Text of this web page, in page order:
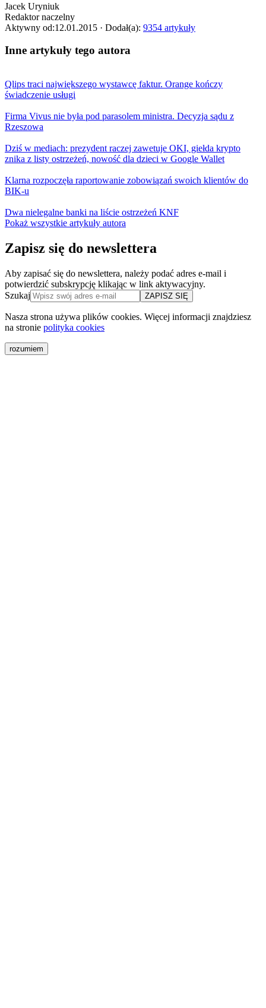
Jacek Uryniuk
Redaktor naczelny
Aktywny od:12.01.2015 · Dodał(a): 9354 artykuły
Inne artykuły tego autora
Qlips traci największego wystawcę faktur. Orange kończy
świadczenie usługi
Firma Vivus nie była pod parasolem ministra. Decyzja sądu z
Rzeszowa
Dziś w mediach: prezydent raczej zawetuje OKI, giełda krypto
znika z listy ostrzeżeń, nowość dla dzieci w Google Wallet
Klarna rozpoczęła raportowanie zobowiązań swoich klientów do
BIK-u
Dwa nielegalne banki na liście ostrzeżeń KNF
Pokaż wszystkie artykuły autora
Zapisz się do newslettera
Aby zapisać się do newslettera, należy podać adres e-mail i
potwierdzić subskrypcję klikając w link aktywacyjny.
Szukaj
ZAPISZ SIĘ
Nasza strona używa plików cookies. Więcej informacji znajdziesz
na stronie polityka cookies
rozumiem